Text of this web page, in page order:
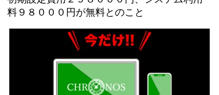
料９８０００円が無料とのこと